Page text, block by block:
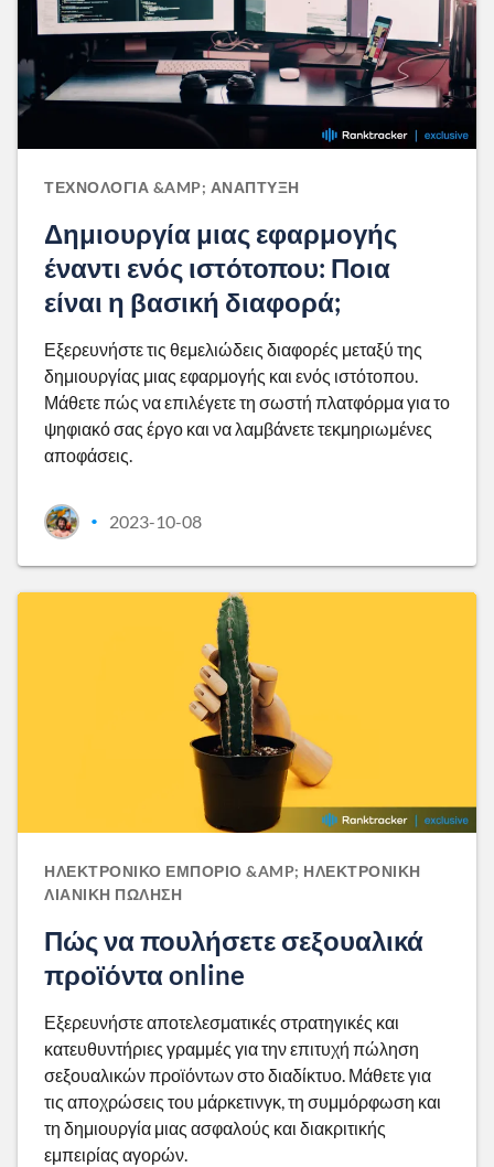
ΤΕΧΝΟΛΟΓΊΑ &AMP; ΑΝΆΠΤΥΞΗ
Δημιουργία μιας εφαρμογής
έναντι ενός ιστότοπου: Ποια
είναι η βασική διαφορά;
Εξερευνήστε τις θεμελιώδεις διαφορές μεταξύ της
δημιουργίας μιας εφαρμογής και ενός ιστότοπου.
Μάθετε πώς να επιλέγετε τη σωστή πλατφόρμα για το
ψηφιακό σας έργο και να λαμβάνετε τεκμηριωμένες
αποφάσεις.
• 2023-10-08
ΗΛΕΚΤΡΟΝΙΚΌ ΕΜΠΌΡΙΟ &AMP; ΗΛΕΚΤΡΟΝΙΚΉ
ΛΙΑΝΙΚΉ ΠΏΛΗΣΗ
Πώς να πουλήσετε σεξουαλικά
προϊόντα online
Εξερευνήστε αποτελεσματικές στρατηγικές και
κατευθυντήριες γραμμές για την επιτυχή πώληση
σεξουαλικών προϊόντων στο διαδίκτυο. Μάθετε για
τις αποχρώσεις του μάρκετινγκ, τη συμμόρφωση και
τη δημιουργία μιας ασφαλούς και διακριτικής
εμπειρίας αγορών.